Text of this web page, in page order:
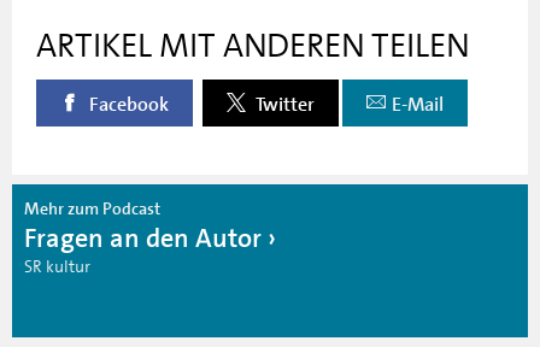
ARTIKEL MIT ANDEREN TEILEN
Facebook Twitter E-Mail
Mehr zum Podcast
Fragen an den Autor
SR kultur